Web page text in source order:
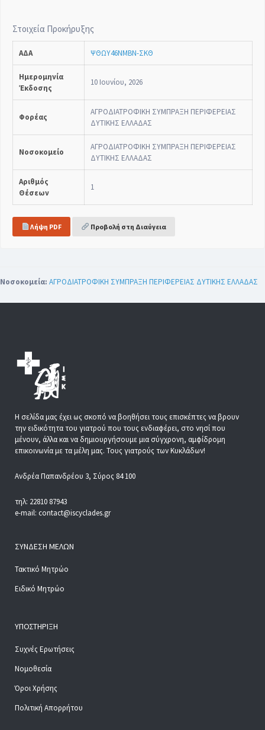
Στοιχεία Προκήρυξης
ΑΔΑ ΨΘΩΥ46ΝΜΒΝ-ΣΚΘ
Ημερομηνία
Έκδοσης
10 Ιουνίου, 2026
Φορέας
ΑΓΡΟΔΙΑΤΡΟΦΙΚΗ ΣΥΜΠΡΑΞΗ ΠΕΡΙΦΕΡΕΙΑΣ
ΔΥΤΙΚΗΣ ΕΛΛΑΔΑΣ
Νοσοκομείο
ΑΓΡΟΔΙΑΤΡΟΦΙΚΗ ΣΥΜΠΡΑΞΗ ΠΕΡΙΦΕΡΕΙΑΣ
ΔΥΤΙΚΗΣ ΕΛΛΑΔΑΣ
Αριθμός
Θέσεων
1
Λήψη PDF Προβολή στη Διαύγεια
Νοσοκομεία: ΑΓΡΟΔΙΑΤΡΟΦΙΚΗ ΣΥΜΠΡΑΞΗ ΠΕΡΙΦΕΡΕΙΑΣ ΔΥΤΙΚΗΣ ΕΛΛΑΔΑΣ
Η σελίδα μας έχει ως σκοπό να βοηθήσει τους επισκέπτες να βρουν
την ειδικότητα του γιατρού που τους ενδιαφέρει, στο νησί που
μένουν, άλλα και να δημιουργήσουμε μια σύγχρονη, αμφίδρομη
επικοινωνία με τα μέλη μας. Τους γιατρούς των Κυκλάδων!
Ανδρέα Παπανδρέου 3, Σύρος 84 100
τηλ: 22810 87943
e-mail: contact@iscyclades.gr
ΣΎΝΔΕΣΗ ΜΕΛΏΝ
Τακτικό Μητρώο
Ειδικό Μητρώο
ΥΠΟΣΤΉΡΙΞΗ
Συχνές Ερωτήσεις
Νομοθεσία
Όροι Χρήσης
Πολιτική Απορρήτου